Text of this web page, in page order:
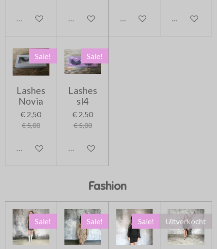
Uitverkocht In winkelwagen In winkelwagen In
Sale!
Lashes
Novia
€ 2,50
€ 5,00
In winkelwagen
Sale!
Lashes
sl4
€ 2,50
€ 5,00
In winkelwagen
Fashion
Sale! Sale! Sale! Uitverkocht